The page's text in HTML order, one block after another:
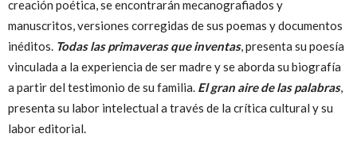
creación poética, se encontrarán mecanografiados y
manuscritos, versiones corregidas de sus poemas y documentos
inéditos. Todas las primaveras que inventas, presenta su poesía
vinculada a la experiencia de ser madre y se aborda su biografía
a partir del testimonio de su familia. El gran aire de las palabras,
presenta su labor intelectual a través de la crítica cultural y su
labor editorial.